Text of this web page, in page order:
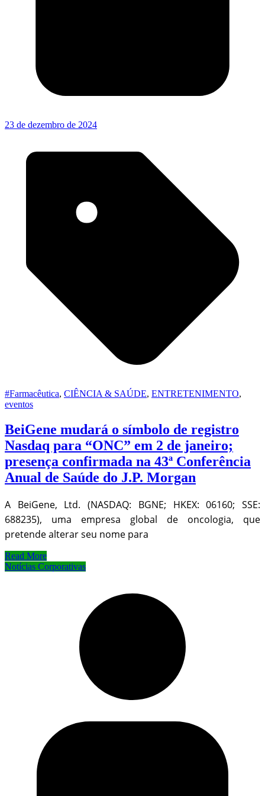
23 de dezembro de 2024
#Farmacêutica, CIÊNCIA & SAÚDE, ENTRETENIMENTO,
eventos
BeiGene mudará o símbolo de registro
Nasdaq para “ONC” em 2 de janeiro;
presença confirmada na 43ª Conferência
Anual de Saúde do J.P. Morgan
A BeiGene, Ltd. (NASDAQ: BGNE; HKEX: 06160; SSE:
688235), uma empresa global de oncologia, que
pretende alterar seu nome para
Read More
Notícias Corporativas